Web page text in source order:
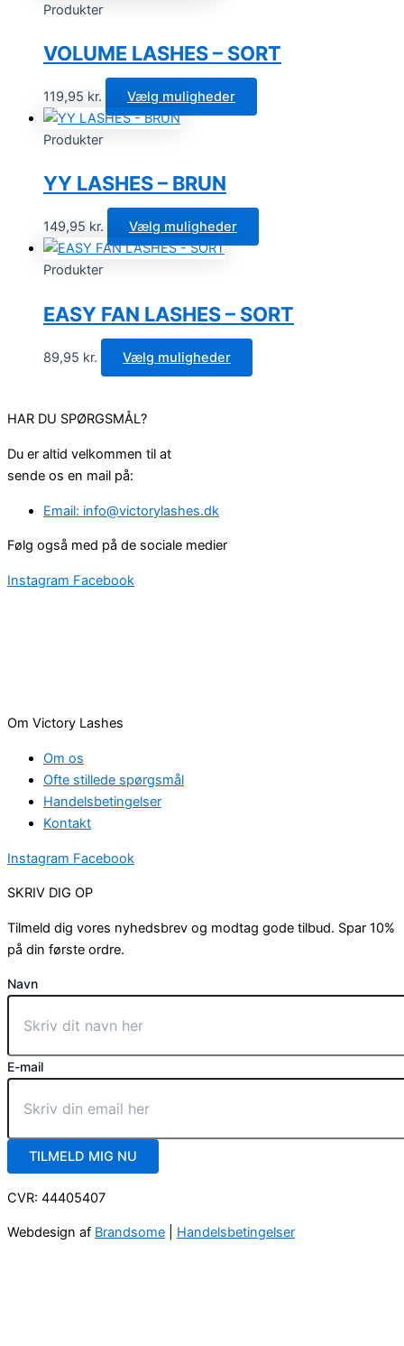
Produkter
VOLUME LASHES – SORT
119,95 kr. Vælg muligheder
Produkter
YY LASHES – BRUN
149,95 kr. Vælg muligheder
Produkter
EASY FAN LASHES – SORT
89,95 kr. Vælg muligheder
HAR DU SPØRGSMÅL?
Du er altid velkommen til at
sende os en mail på:
Email: info@victorylashes.dk
Følg også med på de sociale medier
Instagram Facebook
Om Victory Lashes
Om os
Ofte stillede spørgsmål
Handelsbetingelser
Kontakt
Instagram Facebook
SKRIV DIG OP
Tilmeld dig vores nyhedsbrev og modtag gode tilbud. Spar 10%
på din første ordre.
Navn
E-mail
TILMELD MIG NU
CVR: 44405407
Webdesign af Brandsome Handelsbetingelser